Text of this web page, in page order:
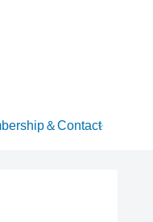
＆Contact